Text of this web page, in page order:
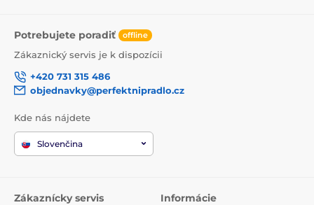
Potrebujete poradiť offline
Zákaznický servis je k dispozícii
+420 731 315 486
objednavky@perfektnipradlo.cz
Kde nás nájdete
Slovenčina
Zákaznícky servis Informácie